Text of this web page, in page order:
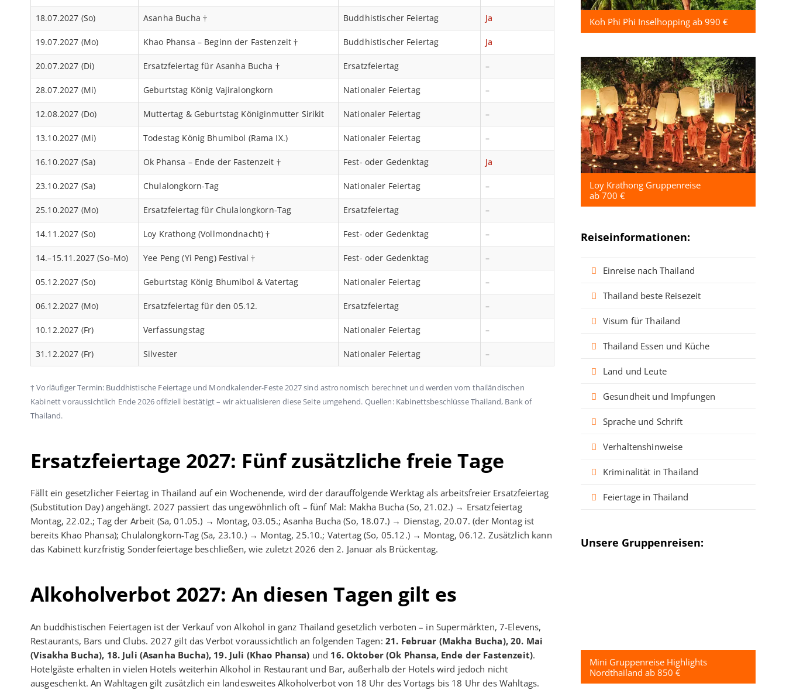
18.07.2027 (So) Asanha Bucha † Buddhistischer Feiertag Ja
19.07.2027 (Mo) Khao Phansa – Beginn der Fastenzeit † Buddhistischer Feiertag Ja
20.07.2027 (Di) Ersatzfeiertag für Asanha Bucha † Ersatzfeiertag –
28.07.2027 (Mi) Geburtstag König Vajiralongkorn Nationaler Feiertag –
12.08.2027 (Do) Muttertag & Geburtstag Königinmutter Sirikit Nationaler Feiertag –
13.10.2027 (Mi) Todestag König Bhumibol (Rama IX.) Nationaler Feiertag –
16.10.2027 (Sa) Ok Phansa – Ende der Fastenzeit † Fest- oder Gedenktag Ja
23.10.2027 (Sa) Chulalongkorn-Tag Nationaler Feiertag –
25.10.2027 (Mo) Ersatzfeiertag für Chulalongkorn-Tag Ersatzfeiertag –
14.11.2027 (So) Loy Krathong (Vollmondnacht) † Fest- oder Gedenktag –
14.–15.11.2027 (So–Mo) Yee Peng (Yi Peng) Festival † Fest- oder Gedenktag –
05.12.2027 (So) Geburtstag König Bhumibol & Vatertag Nationaler Feiertag –
06.12.2027 (Mo) Ersatzfeiertag für den 05.12. Ersatzfeiertag –
10.12.2027 (Fr) Verfassungstag Nationaler Feiertag –
31.12.2027 (Fr) Silvester Nationaler Feiertag –
† Vorläufiger Termin: Buddhistische Feiertage und Mondkalender-Feste 2027 sind astronomisch berechnet und werden vom thailändischen
Kabinett voraussichtlich Ende 2026 offiziell bestätigt – wir aktualisieren diese Seite umgehend. Quellen: Kabinettsbeschlüsse Thailand, Bank of
Thailand.
Ersatzfeiertage 2027: Fünf zusätzliche freie Tage
Fällt ein gesetzlicher Feiertag in Thailand auf ein Wochenende, wird der darauffolgende Werktag als arbeitsfreier Ersatzfeiertag
(Substitution Day) angehängt. 2027 passiert das ungewöhnlich oft – fünf Mal: Makha Bucha (So, 21.02.) → Ersatzfeiertag
Montag, 22.02.; Tag der Arbeit (Sa, 01.05.) → Montag, 03.05.; Asanha Bucha (So, 18.07.) → Dienstag, 20.07. (der Montag ist
bereits Khao Phansa); Chulalongkorn-Tag (Sa, 23.10.) → Montag, 25.10.; Vatertag (So, 05.12.) → Montag, 06.12. Zusätzlich kann
das Kabinett kurzfristig Sonderfeiertage beschließen, wie zuletzt 2026 den 2. Januar als Brückentag.
Alkoholverbot 2027: An diesen Tagen gilt es
An buddhistischen Feiertagen ist der Verkauf von Alkohol in ganz Thailand gesetzlich verboten – in Supermärkten, 7-Elevens,
Restaurants, Bars und Clubs. 2027 gilt das Verbot voraussichtlich an folgenden Tagen: 21. Februar (Makha Bucha), 20. Mai
(Visakha Bucha), 18. Juli (Asanha Bucha), 19. Juli (Khao Phansa) und 16. Oktober (Ok Phansa, Ende der Fastenzeit).
Hotelgäste erhalten in vielen Hotels weiterhin Alkohol in Restaurant und Bar, außerhalb der Hotels wird jedoch nicht
ausgeschenkt. An Wahltagen gilt zusätzlich ein landesweites Alkoholverbot von 18 Uhr des Vortags bis 18 Uhr des Wahltags.
Koh Phi Phi Inselhopping ab 990 €
Loy Krathong Gruppenreise
ab 700 €
Reiseinformationen:
Einreise nach Thailand
Thailand beste Reisezeit
Visum für Thailand
Thailand Essen und Küche
Land und Leute
Gesundheit und Impfungen
Sprache und Schrift
Verhaltenshinweise
Kriminalität in Thailand
Feiertage in Thailand
Unsere Gruppenreisen:
Mini Gruppenreise Highlights
Nordthailand ab 850 €